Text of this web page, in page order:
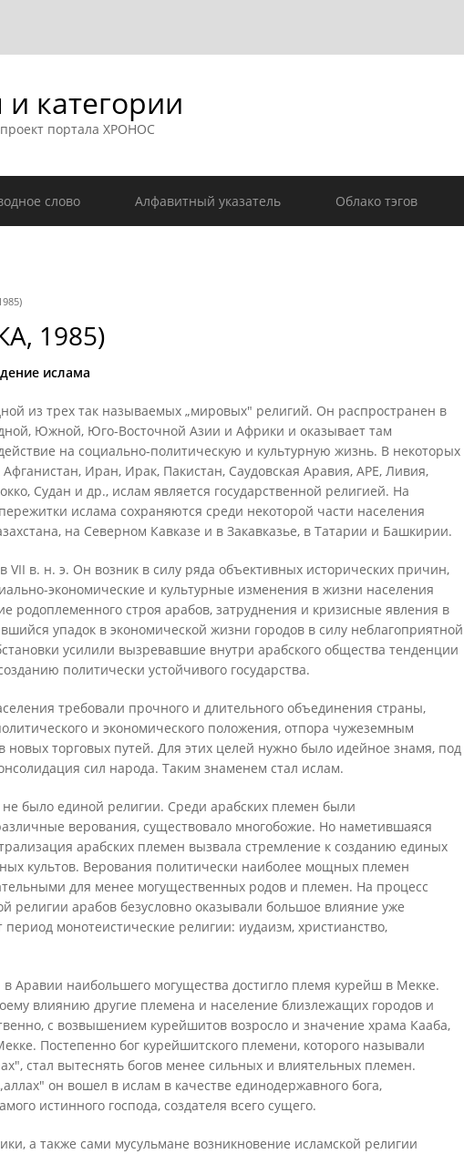
категории
портала ХРОНОС
слово Алфавитный указатель Облако тэгов
1985)
ислама
из трех так называемых „мировых" религий. Он распространен в
Южной, Юго-Восточной Азии и Африки и оказывает там
на социально-политическую и культурную жизнь. В некоторых
Афганистан, Иран, Ирак, Пакистан, Саудовская Аравия, АРЕ, Ливия,
Судан и др., ислам является государственной религией. На
ислама сохраняются среди некоторой части населения
на Северном Кавказе и в Закавказье, в Татарии и Башкирии.
VII в. н. э. Он возник в силу ряда объективных исторических причин,
экономические и культурные изменения в жизни населения
родоплеменного строя арабов, затруднения и кризисные явления в
упадок в экономической жизни городов в силу неблагоприятной
усилили вызревавшие внутри арабского общества тенденции
политически устойчивого государства.
требовали прочного и длительного объединения страны,
и экономического положения, отпора чужеземным
новых торговых путей. Для этих целей нужно было идейное знамя, под
сил народа. Таким знаменем стал ислам.
не было единой религии. Среди арабских племен были
верования, существовало многобожие. Но наметившаяся
арабских племен вызвала стремление к созданию единых
культов. Верования политически наиболее мощных племен
для менее могущественных родов и племен. На процесс
религии арабов безусловно оказывали большое влияние уже
монотеистические религии: иудаизм, христианство,
в Аравии наибольшего могущества достигло племя курейш в Мекке.
влиянию другие племена и население близлежащих городов и
с возвышением курейшитов возросло и значение храма Кааба,
Постепенно бог курейшитского племени, которого называли
стал вытеснять богов менее сильных и влиятельных племен.
он вошел в ислам в качестве единодержавного бога,
истинного господа, создателя всего сущего.
а также сами мусульмане возникновение исламской религии